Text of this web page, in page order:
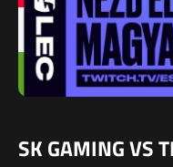
SK GAMING VS